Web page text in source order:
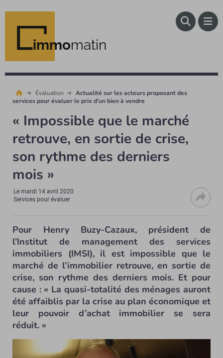
immomatin
Évaluation
Actualité sur les acteurs proposant des
services pour évaluer le prix d'un bien à vendre
« Impossible que le marché
retrouve, en sortie de crise,
son rythme des derniers
mois »
Lemardi 14 avril 2020
Services pour évaluer
Pour Henry Buzy-Cazaux, président de
l’Institut de management des services
immobiliers (IMSI), il est impossible que le
marché de l’immobilier retrouve, en sortie de
crise, son rythme des derniers mois. Et pour
cause : « La quasi-totalité des ménages auront
été affaiblis par la crise au plan économique et
leur pouvoir d’achat immobilier se sera
réduit. »